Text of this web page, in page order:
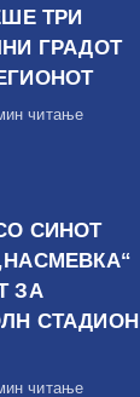
ТРИ
ГРАДОТ
читање
СИНОТ
ЗА
СТАДИОН
читање